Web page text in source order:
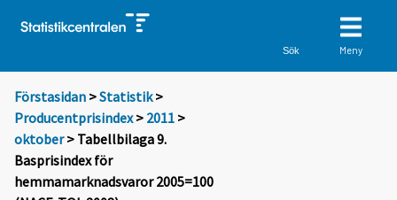
Sök Meny
Förstasidan >Statistik >
Producentprisindex> 2011 >
oktober> Tabellbilaga 9.
Basprisindex för
hemmamarknadsvaror 2005=100